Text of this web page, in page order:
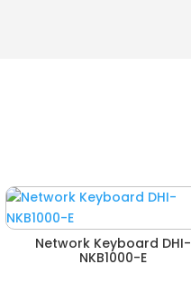
Network Keyboard DHI-
NKB1000-E